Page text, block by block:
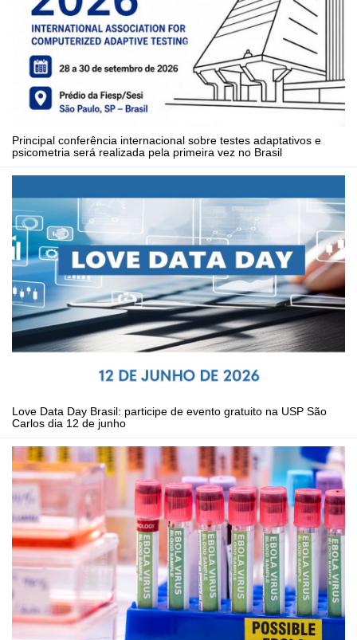
Principal conferência internacional sobre testes adaptativos e
psicometria será realizada pela primeira vez no Brasil
Love Data Day Brasil: participe de evento gratuito na USP São
Carlos dia 12 de junho